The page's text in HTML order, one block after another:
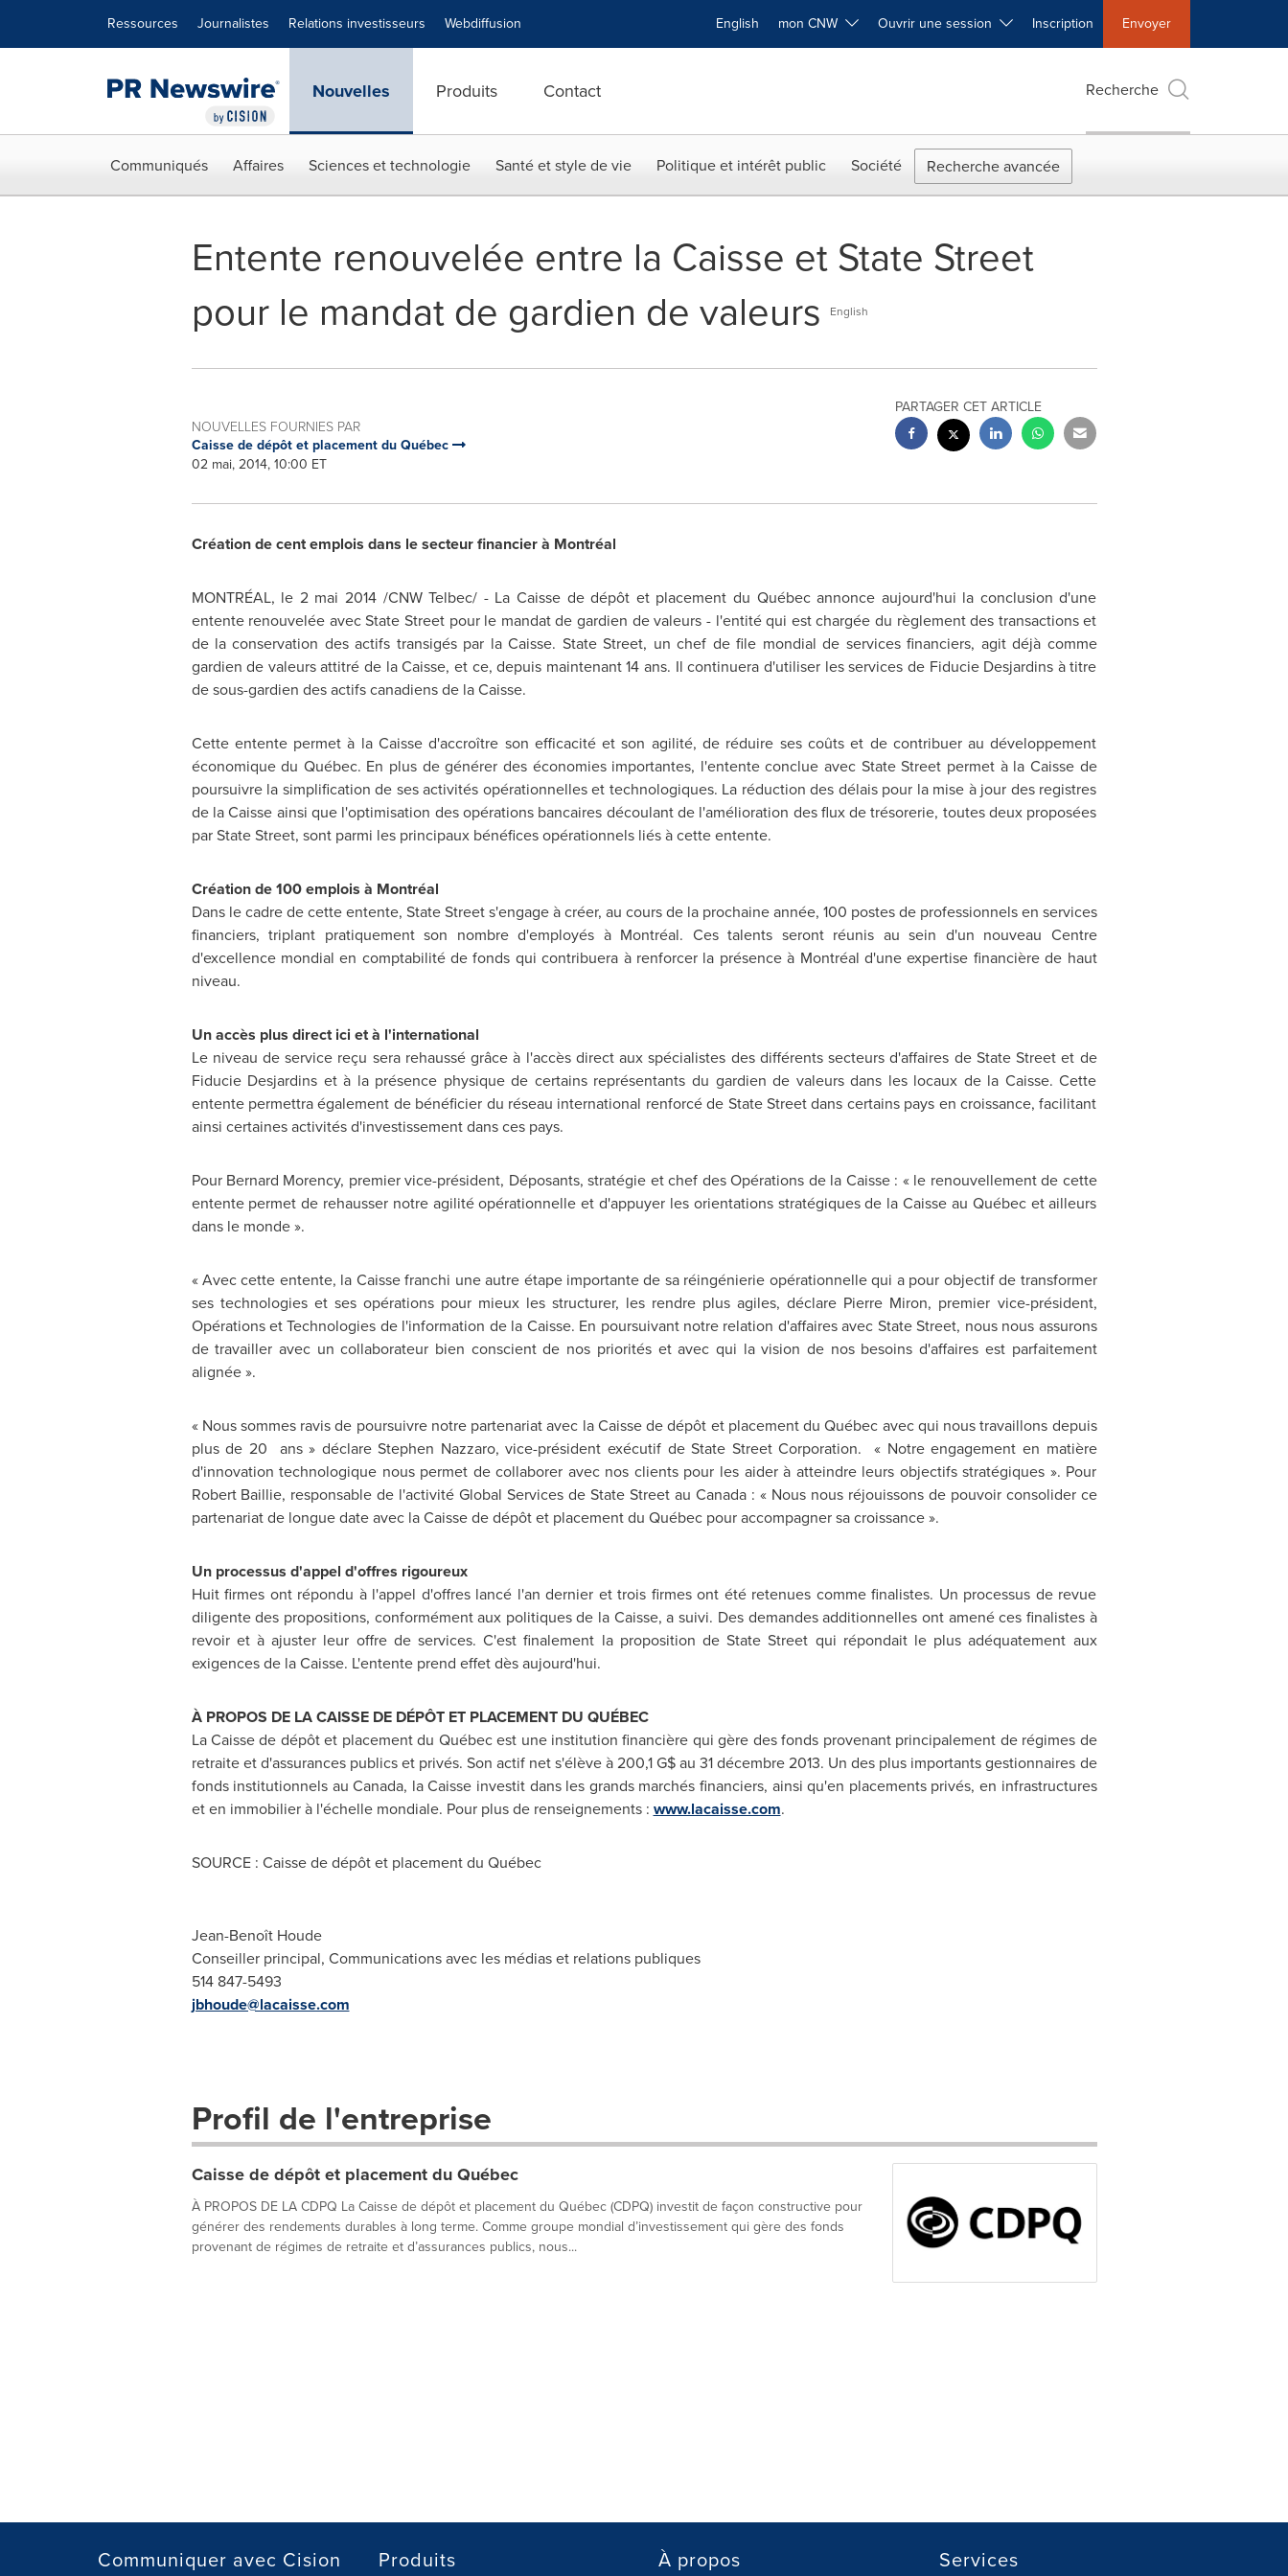
Ressources Journalistes Relations investisseurs Webdiffusion English mon CNW Ouvrir une session Inscription Envoyer
Nouvelles Produits Contact Recherche
Communiqués Affaires Sciences et technologie Santé et style de vie Politique et intérêt public Société Recherche avancée
Entente renouvelée entre la Caisse et State Street
pour le mandat de gardien de valeurs
English
NOUVELLES FOURNIES PAR
Caisse de dépôt et placement du Québec
02 mai, 2014, 10:00 ET
PARTAGER CET ARTICLE
Création de cent emplois dans le secteur financier à Montréal
MONTRÉAL, le 2 mai 2014 /CNW Telbec/ - La Caisse de dépôt et placement du Québec annonce aujourd'hui la conclusion d'une
entente renouvelée avec State Street pour le mandat de gardien de valeurs - l'entité qui est chargée du règlement des transactions et
de la conservation des actifs transigés par la Caisse. State Street, un chef de file mondial de services financiers, agit déjà comme
gardien de valeurs attitré de la Caisse, et ce, depuis maintenant 14 ans. Il continuera d'utiliser les services de Fiducie Desjardins à titre
de sous-gardien des actifs canadiens de la Caisse.
Cette entente permet à la Caisse d'accroître son efficacité et son agilité, de réduire ses coûts et de contribuer au développement
économique du Québec. En plus de générer des économies importantes, l'entente conclue avec State Street permet à la Caisse de
poursuivre la simplification de ses activités opérationnelles et technologiques. La réduction des délais pour la mise à jour des registres
de la Caisse ainsi que l'optimisation des opérations bancaires découlant de l'amélioration des flux de trésorerie, toutes deux proposées
par State Street, sont parmi les principaux bénéfices opérationnels liés à cette entente.
Création de 100 emplois à Montréal
Dans le cadre de cette entente, State Street s'engage à créer, au cours de la prochaine année, 100 postes de professionnels en services
financiers, triplant pratiquement son nombre d'employés à Montréal. Ces talents seront réunis au sein d'un nouveau Centre
d'excellence mondial en comptabilité de fonds qui contribuera à renforcer la présence à Montréal d'une expertise financière de haut
niveau.
Un accès plus direct ici et à l'international
Le niveau de service reçu sera rehaussé grâce à l'accès direct aux spécialistes des différents secteurs d'affaires de State Street et de
Fiducie Desjardins et à la présence physique de certains représentants du gardien de valeurs dans les locaux de la Caisse. Cette
entente permettra également de bénéficier du réseau international renforcé de State Street dans certains pays en croissance, facilitant
ainsi certaines activités d'investissement dans ces pays.
Pour Bernard Morency, premier vice-président, Déposants, stratégie et chef des Opérations de la Caisse : « le renouvellement de cette
entente permet de rehausser notre agilité opérationnelle et d'appuyer les orientations stratégiques de la Caisse au Québec et ailleurs
dans le monde ».
« Avec cette entente, la Caisse franchi une autre étape importante de sa réingénierie opérationnelle qui a pour objectif de transformer
ses technologies et ses opérations pour mieux les structurer, les rendre plus agiles, déclare Pierre Miron, premier vice-président,
Opérations et Technologies de l'information de la Caisse. En poursuivant notre relation d'affaires avec State Street, nous nous assurons
de travailler avec un collaborateur bien conscient de nos priorités et avec qui la vision de nos besoins d'affaires est parfaitement
alignée ».
« Nous sommes ravis de poursuivre notre partenariat avec la Caisse de dépôt et placement du Québec avec qui nous travaillons depuis
plus de 20 ans » déclareStephen Nazzaro, vice-président exécutif de State Street Corporation. « Notre engagement en matière
d'innovation technologique nous permet de collaborer avec nos clients pour les aider à atteindre leurs objectifs stratégiques ». Pour
Robert Baillie, responsable de l'activité Global Services de State Street au Canada: « Nous nous réjouissons de pouvoir consolider ce
partenariat de longue date avec la Caisse de dépôt et placement du Québec pour accompagner sa croissance ».
Un processus d'appel d'offres rigoureux
Huit firmes ont répondu à l'appel d'offres lancé l'an dernier et trois firmes ont été retenues comme finalistes. Un processus de revue
diligente des propositions, conformément aux politiques de la Caisse, a suivi. Des demandes additionnelles ont amené ces finalistes à
revoir et à ajuster leur offre de services. C'est finalement la proposition de State Street qui répondait le plus adéquatement aux
exigences de la Caisse. L'entente prend effet dès aujourd'hui.
À PROPOS DE LA CAISSE DE DÉPÔT ET PLACEMENT DU QUÉBEC
La Caisse de dépôt et placement du Québec est une institution financière qui gère des fonds provenant principalement de régimes de
retraite et d'assurances publics et privés. Son actif net s'élève à 200,1 G$ au 31 décembre 2013. Un des plus importants gestionnaires de
fonds institutionnels auCanada, la Caisse investit dans les grands marchés financiers, ainsi qu'en placements privés, en infrastructures
et en immobilier à l'échelle mondiale. Pour plus de renseignements : www.lacaisse.com.
SOURCE : Caisse de dépôt et placement du Québec
Jean-Benoît Houde
Conseiller principal, Communications avec les médias et relations publiques
514 847-5493
jbhoude@lacaisse.com
Profil de l'entreprise
Caisse de dépôt et placement du Québec
À PROPOS DE LA CDPQ La Caisse de dépôt et placement du Québec (CDPQ) investit de façon constructive pour
générer des rendements durables à long terme. Comme groupe mondial d’investissement qui gère des fonds
provenant de régimes de retraite et d’assurances publics, nous...
Communiquer avec Cision Produits À propos Services